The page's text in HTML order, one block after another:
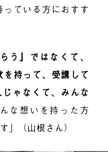
ている方におすす
う』ではなくて、
を持って、受講して
ゃなくて、みんな
な想いを持った方
」（山根さん）